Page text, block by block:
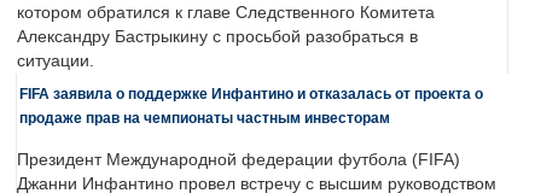
котором обратился к главе Следственного Комитета
Александру Бастрыкину с просьбой разобраться в
ситуации.
FIFA заявила о поддержке Инфантино и отказалась от проекта о
продаже прав на чемпионаты частным инвесторам
Президент Международной федерации футбола (FIFA)
Джанни Инфантино провел встречу с высшим руководством